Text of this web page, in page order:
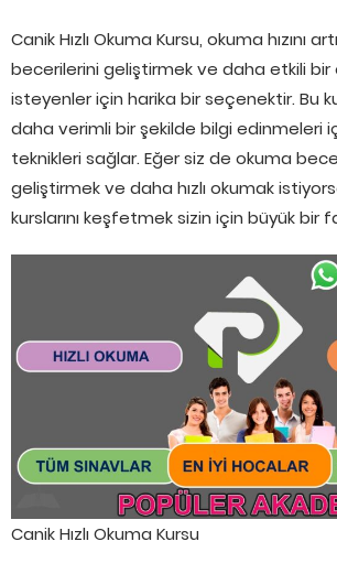
Canik Hızlı Okuma Kursu, okuma hızını
becerilerini geliştirmek ve daha etkili bir
isteyenler için harika bir seçenektir. Bu
daha verimli bir şekilde bilgi edinmeleri
teknikleri sağlar. Eğer siz de okuma
geliştirmek ve daha hızlı okumak
kurslarını keşfetmek sizin için büyük bir
Canik Hızlı Okuma Kursu